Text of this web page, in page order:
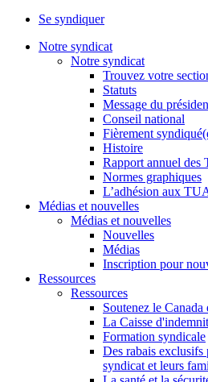
Se syndiquer
Notre syndicat
Notre syndicat
Trouvez votre
Statuts
Message du
Conseil national
Fièrement
Histoire
Rapport annuel des
Normes graphiques
L’adhésion aux
Médias et nouvelles
Médias et nouvelles
Nouvelles
Médias
Inscription pour
Ressources
Ressources
Soutenez le
La Caisse
Formation syndicale
Des rabais exclusifs
syndicat et leurs